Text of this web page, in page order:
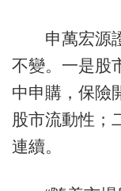
申萬宏源證
不變。一是股
中申購，保險
股市流動性；
連續。